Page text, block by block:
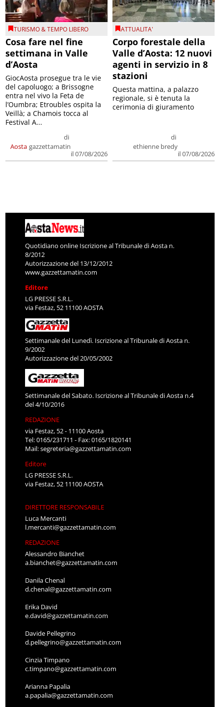
TURISMO & TEMPO LIBERO
Cosa fare nel fine
settimana in Valle
d’Aosta
Aosta
di
gazzettamatin
il 07/08/2026
GiocAosta prosegue tra le vie
del capoluogo; a Brissogne
entra nel vivo la Feta de
l’Oumbra; Etroubles ospita la
Veillà; a Chamois tocca al
Festival A...
ATTUALITA'
Corpo forestale della
Valle d’Aosta: 12 nuovi
agenti in servizio in 8
stazioni
di
ethienne bredy
il 07/08/2026
Questa mattina, a palazzo
regionale, si è tenuta la
cerimonia di giuramento
Quotidiano online Iscrizione al Tribunale di Aosta n.
8/2012
Autorizzazione del 13/12/2012
www.gazzettamatin.com
Editore
LG PRESSE S.R.L.
via Festaz, 52 11100 AOSTA
Settimanale del Lunedì. Iscrizione al Tribunale di Aosta n.
9/2002
Autorizzazione del 20/05/2002
Settimanale del Sabato. Iscrizione al Tribunale di Aosta n.4
del 4/10/2016
REDAZIONE
via Festaz, 52 - 11100 Aosta
Tel: 0165/231711 - Fax: 0165/1820141
Mail:segreteria@gazzettamatin.com
Editore
LG PRESSE S.R.L.
via Festaz, 52 11100 AOSTA
DIRETTORE RESPONSABILE
Luca Mercanti
l.mercanti@gazzettamatin.com
REDAZIONE
Alessandro Bianchet
a.bianchet@gazzettamatin.com
Danila Chenal
d.chenal@gazzettamatin.com
Erika David
e.david@gazzettamatin.com
Davide Pellegrino
d.pellegrino@gazzettamatin.com
Cinzia Timpano
c.timpano@gazzettamatin.com
Arianna Papalia
a.papalia@gazzettamatin.com